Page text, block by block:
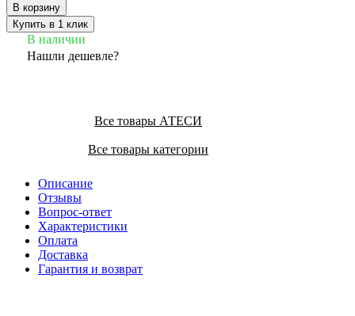
В корзину
Купить в 1 клик
В наличии
Нашли дешевле?
Все товары АТЕСИ
Все товары категории
Описание
Отзывы
Вопрос-ответ
Характеристики
Оплата
Доставка
Гарантия и возврат